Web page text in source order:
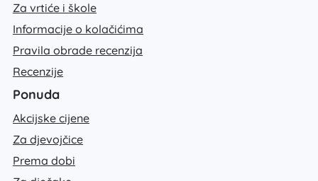
Za vrtiće i škole
Informacije o kolačićima
Pravila obrade recenzija
Recenzije
Ponuda
Akcijske cijene
Za djevojčice
Prema dobi